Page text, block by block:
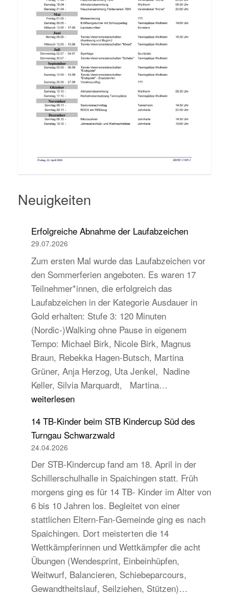
Neuigkeiten
Erfolgreiche Abnahme der Laufabzeichen
29.07.2026
Zum ersten Mal wurde das Laufabzeichen vor
den Sommerferien angeboten. Es waren 17
Teilnehmer*innen, die erfolgreich das
Laufabzeichen in der Kategorie Ausdauer in
Gold erhalten: Stufe 3: 120 Minuten
(Nordic-)Walking ohne Pause in eigenem
Tempo: Michael Birk, Nicole Birk, Magnus
Braun, Rebekka Hagen-Butsch, Martina
Grüner, Anja Herzog, Uta Jenkel, Nadine
Keller, Silvia Marquardt, Martina…
Laufabzeichen
weiterlesen
14 TB-Kinder beim STB Kindercup Süd des
Turngau Schwarzwald
24.04.2026
Der STB-Kindercup fand am 18. April in der
Schillerschulhalle in Spaichingen statt. Früh
morgens ging es für 14 TB- Kinder im Alter von
6 bis 10 Jahren los. Begleitet von einer
stattlichen Eltern-Fan-Gemeinde ging es nach
Spaichingen. Dort meisterten die 14
Wettkämpferinnen und Wettkämpfer die acht
Übungen (Wendesprint, Einbeinhüpfen,
Weitwurf, Balancieren, Schiebeparcours,
Gewandtheitslauf, Seilziehen, Stützen)…